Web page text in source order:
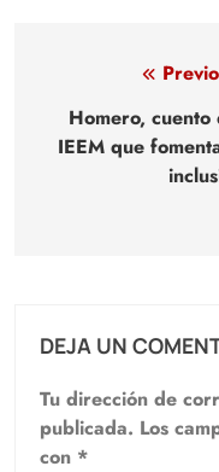
Navegación
de
entradas
Homero, cuento
IEEM que
DEJA UN
Tu dirección de
publicada. Los
con *